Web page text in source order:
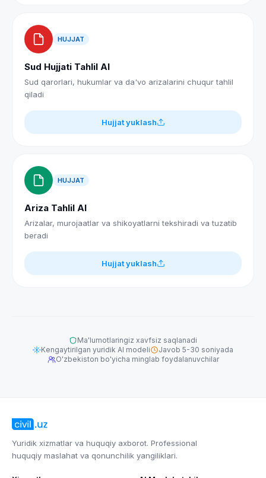
HUJJAT
Sud Hujjati Tahlil AI
Sud qarorlari, hukumlar va da'vo arizalarini chuqur tahlil
qiladi
Hujjat yuklash
HUJJAT
Ariza Tahlil AI
Arizalar, murojaatlar va shikoyatlarni tekshiradi va tuzatib
beradi
Hujjat yuklash
Ma'lumotlaringiz xavfsiz saqlanadi
Kengaytirilgan yuridik AI modeli
Javob 5-30 soniyada
O'zbekiston bo'yicha minglab foydalanuvchilar
Yuridik xizmatlar va huquqiy axborot. Professional
huquqiy maslahat va qonunchilik yangiliklari.